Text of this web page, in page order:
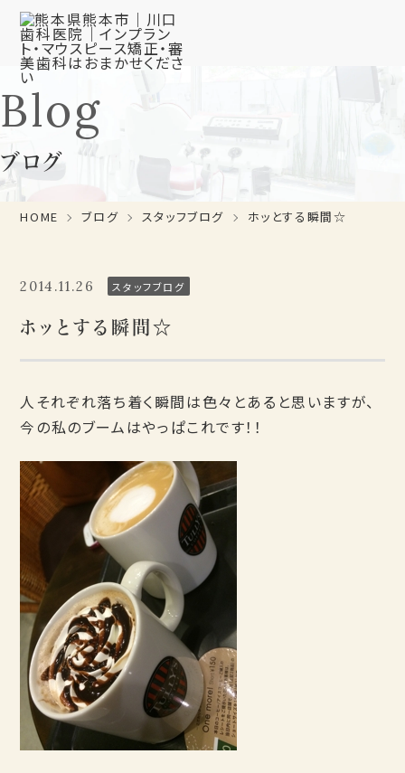
Blog
ブログ
HOME ブログ スタッフブログ ホッとする瞬間☆
2014.11.26 スタッフブログ
ホッとする瞬間☆
人それぞれ落ち着く瞬間は色々とあると思いますが、
今の私のブームはやっぱこれです！！